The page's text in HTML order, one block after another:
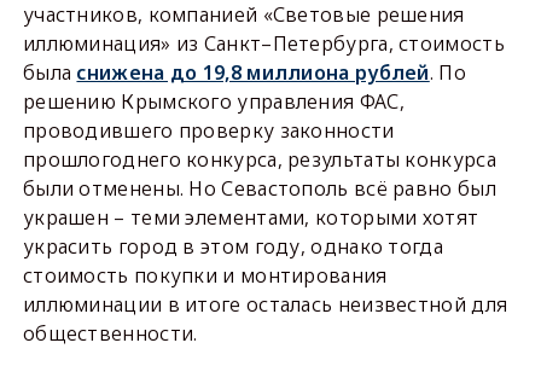
участников, компанией «Световые решения
иллюминация» из Санкт–Петербурга, стоимость
была снижена до 19,8 миллиона рублей. По
решению Крымского управления ФАС,
проводившего проверку законности
прошлогоднего конкурса, результаты конкурса
были отменены. Но Севастополь всё равно был
украшен – теми элементами, которыми хотят
украсить город в этом году, однако тогда
стоимость покупки и монтирования
иллюминации в итоге осталась неизвестной для
общественности.